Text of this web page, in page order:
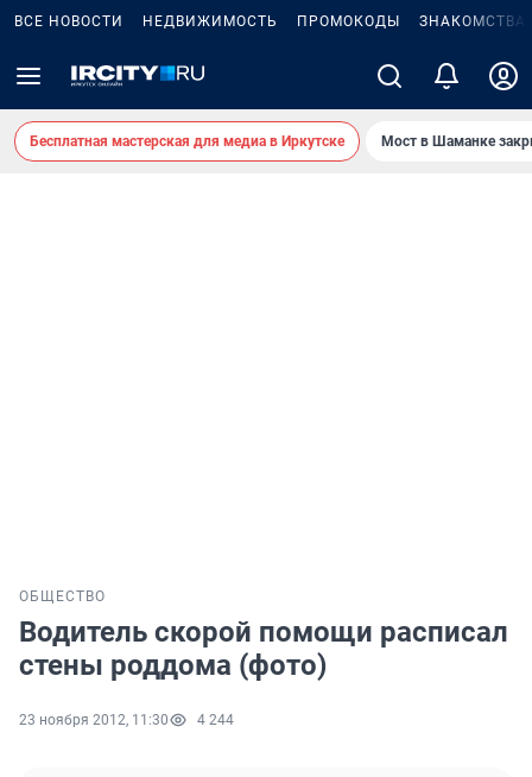
ВСЕ НОВОСТИ НЕДВИЖИМОСТЬ ПРОМОКОДЫ ЗНАКОМСТВА
Бесплатная мастерская для медиа в Иркутске Мост в Шаманке
ОБЩЕСТВО
Водитель скорой помощи расписал
стены роддома (фото)
23 ноября 2012, 11:30 4 244